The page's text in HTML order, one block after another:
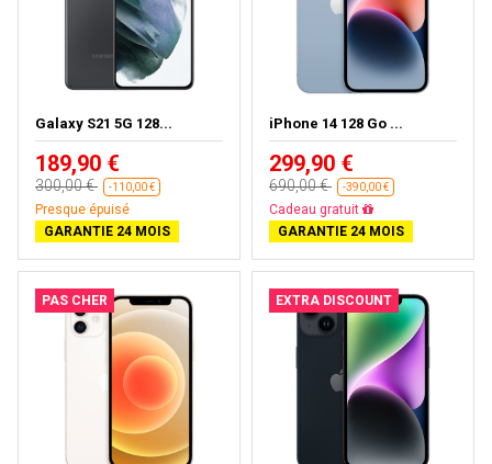
Galaxy S21 5G 128...
189,90 €
300,00 € -110,00 €
Presque épuisé
GARANTIE 24 MOIS
iPhone 14 128 Go ...
299,90 €
690,00 € -390,00 €
Livraison gratuite
GARANTIE 24 MOIS
PAS CHER EXTRA DISCOUNT